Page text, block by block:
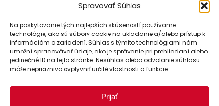
Spravovať Súhlas
Na poskytovanie tých najlepších skúseností používame
technológie, ako sú súbory cookie na ukladanie a/alebo prístup k
informáciám o zariadení. Súhlas s týmito technológiami nám
umožní spracovávať údaje, ako je správanie pri prehliadaní alebo
jedinečné ID na tejto stránke. Nesúhlas alebo odvolanie súhlasu
môže nepriaznivo ovplyvniť určité vlastnosti a funkcie.
Prijať
Spôsoby dopravy